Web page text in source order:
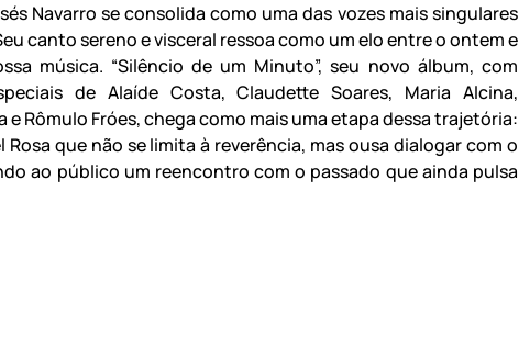
Navarro se consolida como uma das vozes mais singulares
canto sereno e visceral ressoa como um elo entre o ontem e
música. “Silêncio de um Minuto”, seu novo álbum, com
de Alaíde Costa, Claudette Soares, Maria Alcina,
e Rômulo Fróes, chega como mais uma etapa dessa trajetória:
que não se limita à reverência, mas ousa dialogar com o
ao público um reencontro com o passado que ainda pulsa